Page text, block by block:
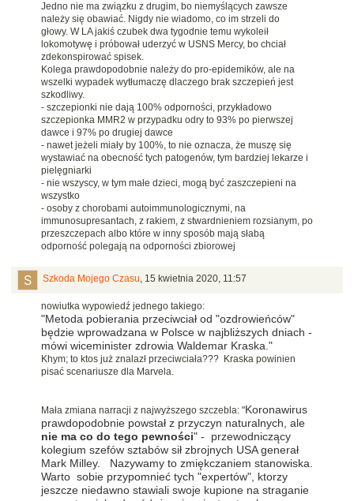
Jedno nie ma związku z drugim, bo niemyślących zawsze
należy się obawiać. Nigdy nie wiadomo, co im strzeli do
głowy. W LA jakiś czubek dwa tygodnie temu wykoleił
lokomotywę i próbował uderzyć w USNS Mercy, bo chciał
zdekonspirować spisek.
Kolega prawdopodobnie należy do pro-epidemików, ale na
wszelki wypadek wytłumaczę dlaczego brak szczepień jest
szkodliwy.
- szczepionki nie dają 100% odporności, przykładowo
szczepionka MMR2 w przypadku odry to 93% po pierwszej
dawce i 97% po drugiej dawce
- nawet jeżeli miały by 100%, to nie oznacza, że muszę się
wystawiać na obecność tych patogenów, tym bardziej lekarze i
pielęgniarki
- nie wszyscy, w tym małe dzieci, mogą być zaszczepieni na
wszystko
- osoby z chorobami autoimmunologicznymi, na
immunosupresantach, z rakiem, z stwardnieniem rozsianym, po
przeszczepach albo które w inny sposób mają słabą
odporność polegają na odporności zbiorowej
Szkoda Mojego Czasu, 15 kwietnia 2020, 11:57
nowiutka wypowiedź jednego takiego:
"Metoda pobierania przeciwciał od "ozdrowieńców"
będzie wprowadzana w Polsce w najbliższych dniach -
mówi wiceminister zdrowia Waldemar Kraska."
Khym; to ktos już znalazł przeciwciała??? Kraska powinien
pisać scenariusze dla Marvela.
Mała zmiana narracji z najwyższego szczebla: "Koronawirus
prawdopodobnie powstał z przyczyn naturalnych, ale
nie ma co do tego pewności" - przewodniczący
kolegium szefów sztabów sił zbrojnych USA generał
Mark Milley. Nazywamy to zmiękczaniem stanowiska.
Warto sobie przypomnieć tych "expertów", ktorzy
jeszcze niedawno stawiali swoje kupione na straganie